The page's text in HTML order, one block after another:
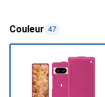
Couleur 47